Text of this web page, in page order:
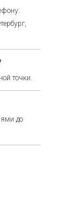
точки.
до